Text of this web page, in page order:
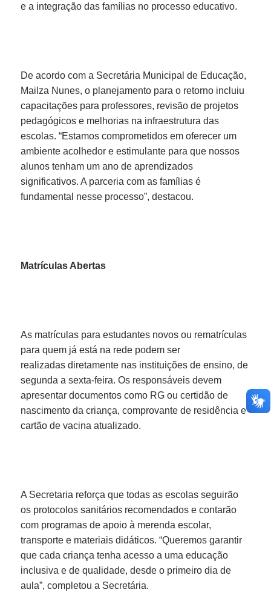
...Ou se preferir
Ligue para nós
(77) 3432-1112
E-mail
prefeitura@itambe.ba.gov.br
e-SIC
Ouvidoria
e a integração das famílias no processo educativo.
De acordo com a Secretária Municipal de Educação,
Mailza Nunes, o planejamento para o retorno incluiu
capacitações para professores, revisão de projetos
pedagógicos e melhorias na infraestrutura das
escolas. “Estamos comprometidos em oferecer um
ambiente acolhedor e estimulante para que nossos
alunos tenham um ano de aprendizados
significativos. A parceria com as famílias é
fundamental nesse processo”, destacou.
Matrículas Abertas
As matrículas para estudantes novos ou rematrículas
para quem já está na rede podem ser
realizadas diretamente nas instituições de ensino, de
segunda a sexta-feira. Os responsáveis devem
apresentar documentos como RG ou certidão de
nascimento da criança, comprovante de residência e
cartão de vacina atualizado.
A Secretaria reforça que todas as escolas seguirão
os protocolos sanitários recomendados e contarão
com programas de apoio à merenda escolar,
transporte e materiais didáticos. “Queremos garantir
que cada criança tenha acesso a uma educação
inclusiva e de qualidade, desde o primeiro dia de
aula”, completou a Secretária.